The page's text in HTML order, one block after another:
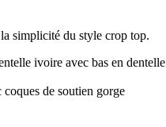
simplicité du style crop top.
ivoire avec bas en dentelle
de soutien gorge